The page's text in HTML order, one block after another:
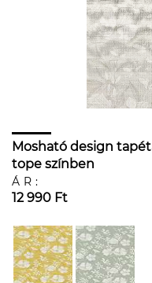
Mosható design
tope színben
ÁR:
12 990 Ft